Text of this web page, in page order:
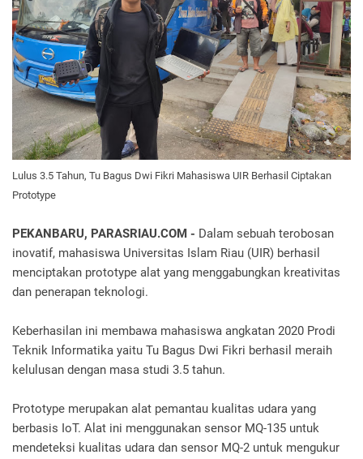
Lulus 3.5 Tahun, Tu Bagus Dwi Fikri Mahasiswa UIR Berhasil Ciptakan
Prototype
PEKANBARU, PARASRIAU.COM - Dalam sebuah terobosan
inovatif, mahasiswa Universitas Islam Riau (UIR) berhasil
menciptakan prototype alat yang menggabungkan kreativitas
dan penerapan teknologi.
Keberhasilan ini membawa mahasiswa angkatan 2020 Prodi
Teknik Informatika yaitu Tu Bagus Dwi Fikri berhasil meraih
kelulusan dengan masa studi 3.5 tahun.
Prototype merupakan alat pemantau kualitas udara yang
berbasis IoT. Alat ini menggunakan sensor MQ-135 untuk
mendeteksi kualitas udara dan sensor MQ-2 untuk mengukur